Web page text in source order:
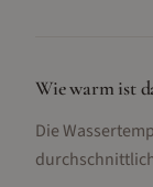
Wie warm ist
Die